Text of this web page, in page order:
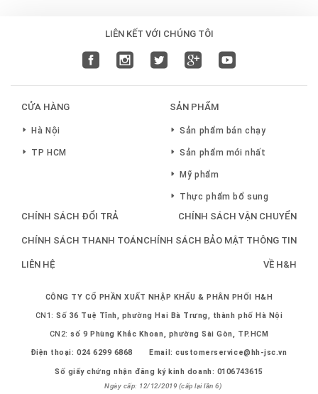
LIÊN KẾT VỚI CHÚNG TÔI
CỬA HÀNG
Hà Nội
TP HCM
SẢN PHẨM
Sản phẩm bán chạy
Sản phẩm mới nhất
Mỹ phẩm
Thực phẩm bổ sung
CHÍNH SÁCH ĐỔI TRẢ CHÍNH SÁCH VẬN CHUYỂN
CHÍNH SÁCH THANH TOÁNCHÍNH SÁCH BẢO MẬT THÔNG TIN
LIÊN HỆ VỀ H&H
CÔNG TY CỔ PHẦN XUẤT NHẬP KHẨU & PHÂN PHỐI H&H
CN1:Số 36 Tuệ Tĩnh, phường Hai Bà Trưng, thành phố Hà Nội
CN2:số 9 Phùng Khắc Khoan, phường Sài Gòn, TP.HCM
Điện thoại:024 6299 6868 Email:customerservice@hh-jsc.vn
Số giấy chứng nhận đăng ký kinh doanh: 0106743615
Ngày cấp: 12/12/2019 (cấp lại lần 6)